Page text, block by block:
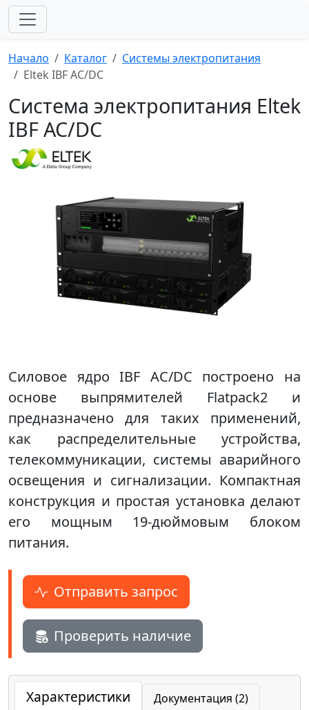
Начало Каталог
Системы электропитания
Eltek IBF AC/DC
Система электропитания Eltek
IBF AC/DC
Силовое ядро IBF AC/DC построено на
основе выпрямителей Flatpack2 и
предназначено для таких применений,
как распределительные устройства,
телекоммуникации, системы аварийного
освещения и сигнализации. Компактная
конструкция и простая установка делают
его мощным 19-дюймовым блоком
питания.
Отправить запрос
Проверить наличие
Характеристики Документация (2)